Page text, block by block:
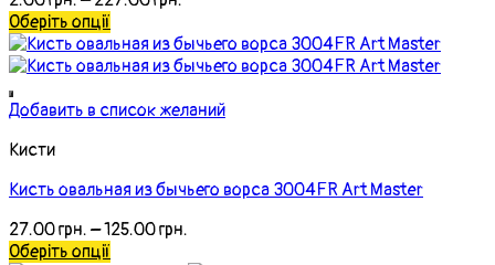
Оберіть опції
Добавить в список желаний
Кисти
Кисть овальная из бычьего ворса 3004FR Art Master
27.00грн. –125.00грн.
Оберіть опції